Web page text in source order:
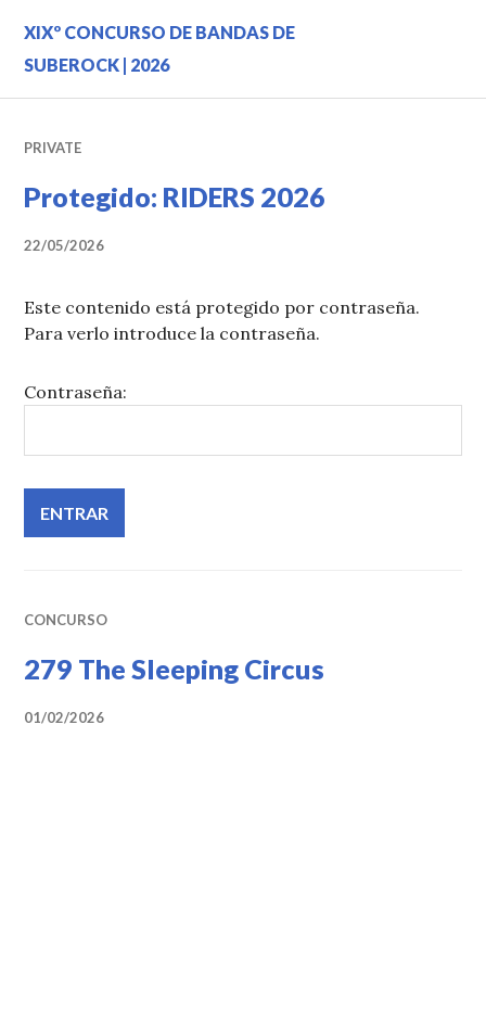
contenido.
XIXº CONCURSO DE BANDAS DE
SUBEROCK | 2026
PRIVATE
Protegido: RIDERS 2026
22/05/2026
Este contenido está protegido por contraseña.
Para verlo introduce la contraseña.
Contraseña:
CONCURSO
279 The Sleeping Circus
01/02/2026